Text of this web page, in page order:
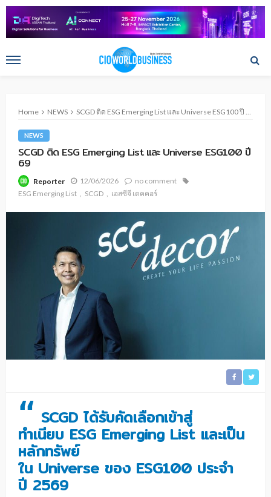
Home NEWS SCGD ติด ESG Emerging List และ Universe ESG100 ปี 69
NEWS
SCGD ติด ESG Emerging List และ Universe ESG100 ปี
69
Reporter 12/06/2026
no comment
ESG Emerging List
SCGD เอสซีจี เดคคอร์
“ SCGD ได้รับคัดเลือกเข้าสู่
ทำเนียบ ESG Emerging List และเป็น
หลักทรัพย์
ใน Universe ของ ESG100 ประจำ
ปี 2569